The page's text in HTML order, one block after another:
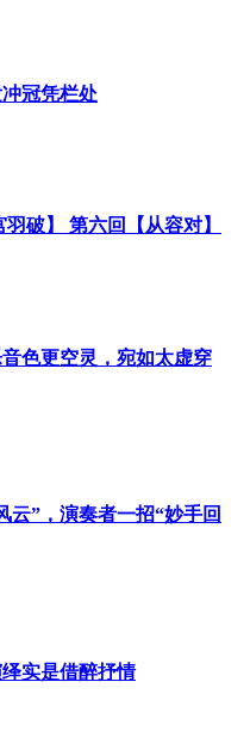
冠凭栏处
破】 第六回【从容对】
色更空灵，宛如太虚穿
云”，演奏者一招“妙手回
实是借醉抒情